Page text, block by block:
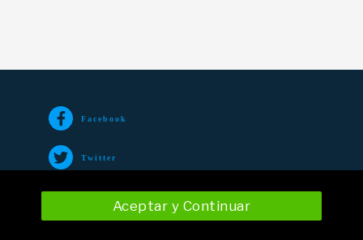
Facebook
Twitter
Aceptar y Continuar